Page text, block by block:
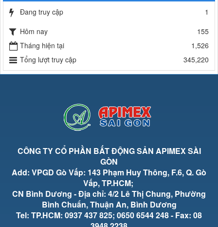
Đang truy cập
1
Hôm nay
155
Tháng hiện tại
1,526
Tổng lượt truy cập
345,220
CÔNG TY CỔ PHẦN BẤT ĐỘNG SẢN APIMEX SÀI
GÒN
Add: VPGD Gò Vấp: 143 Phạm Huy Thông, F.6, Q. Gò
Vấp, TP.HCM;
CN Bình Dương - Địa chỉ: 4/2 Lê Thị Chung, Phường
Bình Chuẩn, Thuận An, Bình Dương
Tel: TP.HCM: 0937 437 825; 0650 6544 248 - Fax: 08